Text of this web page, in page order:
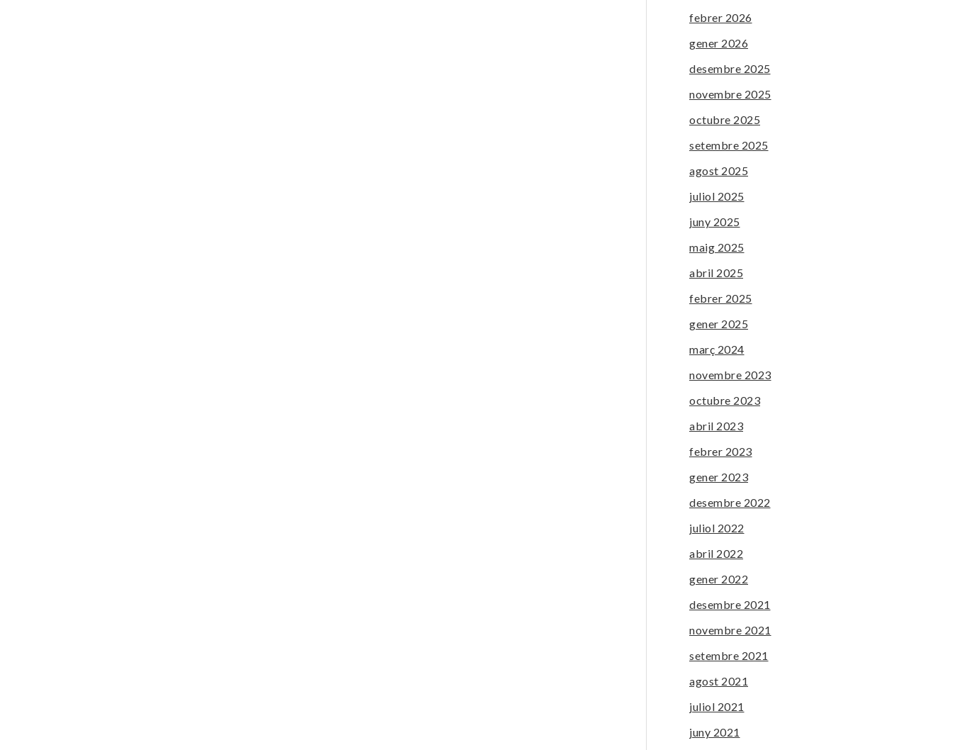
febrer 2026
gener 2026
desembre 2025
novembre 2025
octubre 2025
setembre 2025
agost 2025
juliol 2025
juny 2025
maig 2025
abril 2025
febrer 2025
gener 2025
març 2024
novembre 2023
octubre 2023
abril 2023
febrer 2023
gener 2023
desembre 2022
juliol 2022
abril 2022
gener 2022
desembre 2021
novembre 2021
setembre 2021
agost 2021
juliol 2021
juny 2021